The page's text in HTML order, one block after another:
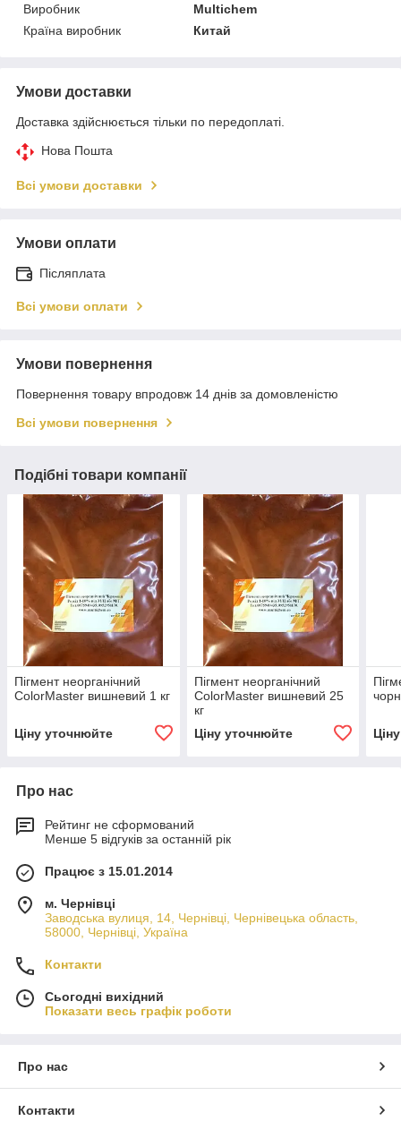
Виробник
Multichem
Країна виробник
Китай
Умови доставки
Доставка здійснюється тільки по передоплаті.
Нова Пошта
Всі умови доставки
Умови оплати
Післяплата
Всі умови оплати
Умови повернення
Повернення товару впродовж 14 днів за домовленістю
Всі умови повернення
Подібні товари компанії
Пігмент неорганічний
ColorMaster вишневий 1 кг
Ціну уточнюйте
Пігмент неорганічний
ColorMaster вишневий 25
кг
Ціну уточнюйте
Про нас
Рейтинг не сформований
Менше 5 відгуків за останній рік
Працює з 15.01.2014
м. Чернівці
Заводська вулиця, 14, Чернівці, Чернівецька область,
58000, Чернівці, Україна
Контакти
Сьогодні вихідний
Показати весь графік роботи
Про нас
Контакти